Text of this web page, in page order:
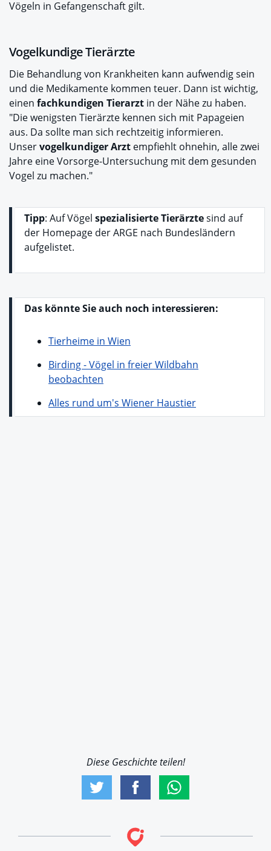
Vögeln in Gefangenschaft gilt.
Vogelkundige Tierärzte
Die Behandlung von Krankheiten kann aufwendig sein
und die Medikamente kommen teuer. Dann ist wichtig,
einen fachkundigen Tierarzt in der Nähe zu haben.
"Die wenigsten Tierärzte kennen sich mit Papageien
aus. Da sollte man sich rechtzeitig informieren.
Unservogelkundiger Arzt empfiehlt ohnehin, alle zwei
Jahre eine Vorsorge-Untersuchung mit dem gesunden
Vogel zu machen."
Tipp: Auf Vögel spezialisierte Tierärztesind auf
der Homepage der ARGE nach Bundesländern
aufgelistet.
Das könnte Sie auch noch interessieren:
Tierheime in Wien
Birding - Vögel in freier Wildbahn
beobachten
Alles rund um's Wiener Haustier
Diese Geschichte teilen!